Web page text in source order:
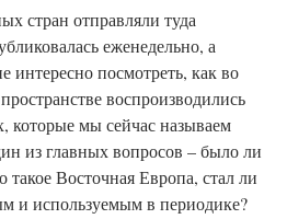
стран отправляли туда
еженедельно, а
интересно посмотреть, как во
воспроизводились
которые мы сейчас называем
из главных вопросов – было ли
такое Восточная Европа, стал ли
и используемым в периодике?